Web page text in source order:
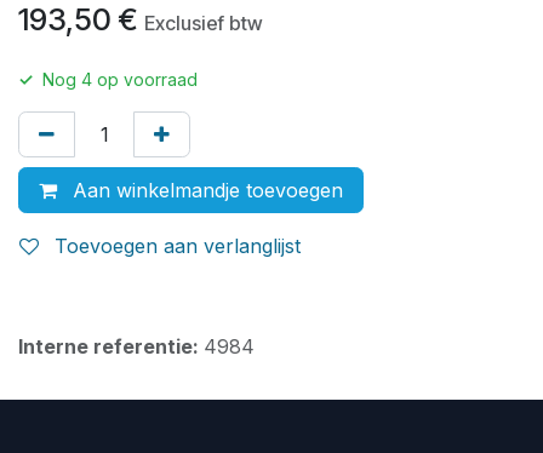
193,50 € Exclusief btw
✓ Nog 4 op voorraad
Aan winkelmandje toevoegen
Toevoegen aan verlanglijst
Interne referentie: 4984